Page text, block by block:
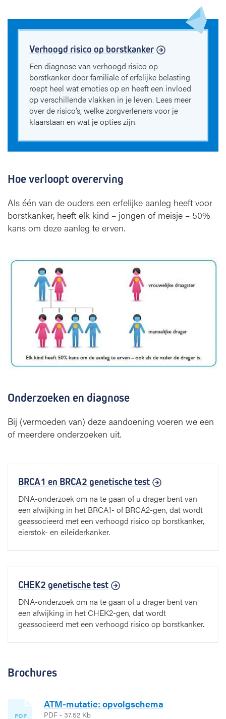
Verhoogd risico op borstkanker
Een diagnose van verhoogd risico op
borstkanker door familiale of erfelijke belasting
roept heel wat emoties op en heeft een invloed
op verschillende vlakken in je leven. Lees meer
over de risico’s, welke zorgverleners voor je
klaarstaan en wat je opties zijn.
Hoe verloopt overerving
Als één van de ouders een erfelijke aanleg heeft voor
borstkanker, heeft elk kind – jongen of meisje – 50%
kans om deze aanleg te erven.
Onderzoeken en diagnose
Bij (vermoeden van) deze aandoening voeren we een
of meerdere onderzoeken uit.
BRCA1 en BRCA2 genetische test
DNA-onderzoek om na te gaan of u drager bent van
een afwijking in het BRCA1- of BRCA2-gen, dat wordt
geassocieerd met een verhoogd risico op borstkanker,
eierstok- en eileiderkanker.
CHEK2 genetische test
DNA-onderzoek om na te gaan of u drager bent van
een afwijking in het CHEK2-gen, dat wordt
geassocieerd met een verhoogd risico op borstkanker.
Brochures
PDF
ATM-mutatie: opvolgschema
PDF - 37.52 Kb